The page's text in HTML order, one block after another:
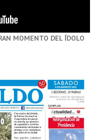
MOMENTO DEL ÍDOLO